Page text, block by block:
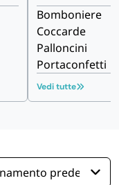
Bomboniere
Coccarde
Palloncini
Portaconfetti
Vedi tutte